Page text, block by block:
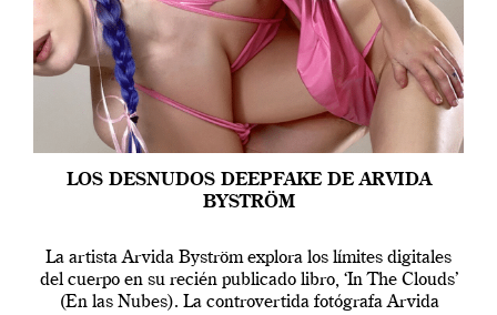
LOS DESNUDOS DEEPFAKE DE ARVIDA
BYSTRÖM
La artista Arvida Byström explora los límites digitales
del cuerpo en su recién publicado libro, ‘In The Clouds’
(En las Nubes). La controvertida fotógrafa Arvida